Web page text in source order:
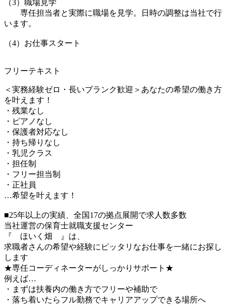
（3）職場見学
専任担当者と実際に職場を見学。日時の調整は当社で行
います。
（4）お仕事スタート
フリーテキスト
＜実務経験ゼロ・長いブランク歓迎＞あなたの希望の働き方
を叶えます！
・残業なし
・ピアノなし
・保護者対応なし
・持ち帰りなし
・乳児クラス
・担任制
・フリー担当制
・正社員
…希望を叶えます！
■25年以上の実績、全国17の拠点展開で求人数多数
当社運営の保育士就職支援センター
『 ほいく畑 』は、
求職者さんの希望や経験にピッタリなお仕事を一緒にお探し
します
★専任コーディネーターがしっかりサポート★
例えば…
・まずは扶養内の働き方でフリーや補助で
・落ち着いたらフル勤務でキャリアアップできる場所へ